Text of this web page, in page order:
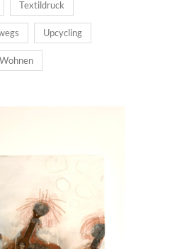
Textildruck
Upcycling
Wohnen